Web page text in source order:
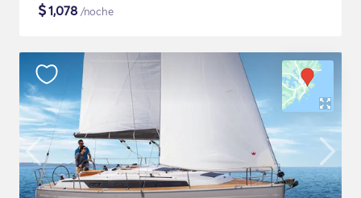
$1,078 /noche